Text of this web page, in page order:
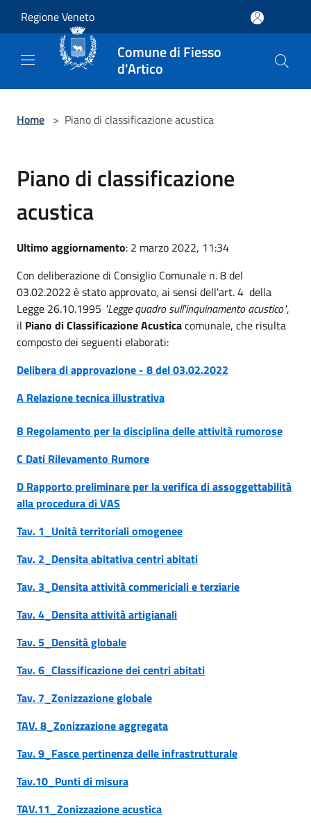
Regione Veneto
Comune di Fiesso
d'Artico
Home > Piano di classificazione acustica
Piano di classificazione
acustica
Ultimo aggiornamento: 2 marzo 2022, 11:34
Con deliberazione di Consiglio Comunale n. 8 del
03.02.2022 è stato approvato, ai sensi dell'art. 4 della
Legge 26.10.1995 "Legge quadro sull'inquinamento acustico",
il Piano di Classificazione Acusticacomunale, che risulta
composto dei seguenti elaborati:
Delibera di approvazione - 8 del 03.02.2022
A Relazione tecnica illustrativa
B Regolamento per la disciplina delle attività rumorose
C Dati Rilevamento Rumore
D Rapporto preliminare per la verifica di assoggettabilità
alla procedura di VAS
Tav. 1_Unità territoriali omogenee
Tav. 2_Densita abitativa centri abitati
Tav. 3_Densita attività commericiali e terziarie
Tav. 4_Densita attività artigianali
Tav. 5_Densità globale
Tav. 6_Classificazione dei centri abitati
Tav. 7_Zonizzazione globale
TAV. 8_Zonizzazione aggregata
Tav. 9_Fasce pertinenza delle infrastrutturale
Tav.10_Punti di misura
TAV.11_Zonizzazione acustica